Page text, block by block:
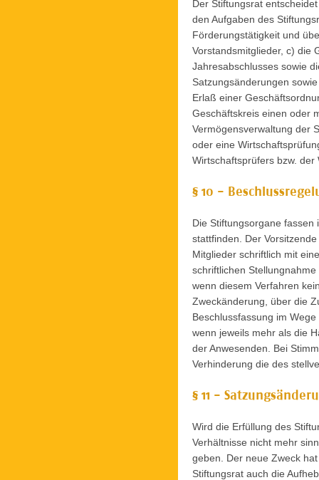
Der Stiftungsrat
den Aufgaben des
Förderungstätigkeit und
Vorstandsmitglieder, c) die
Jahresabschlusses sowie
Satzungsänderungen
Erlaß einer
Geschäftskreis einen oder
Vermögensverwaltung der
oder eine
Wirtschaftsprüfers bzw.
§ 10 -
Die Stiftungsorgane
stattfinden. Der
Mitglieder schriftlich mit
schriftlichen
wenn diesem Verfahren
Zweckänderung, über die
Beschlussfassung im
wenn jeweils mehr als die
der Anwesenden. Bei
Verhinderung die des
§ 11 -
Wird die Erfüllung des
Verhältnisse nicht mehr
geben. Der neue Zweck
Stiftungsrat auch die